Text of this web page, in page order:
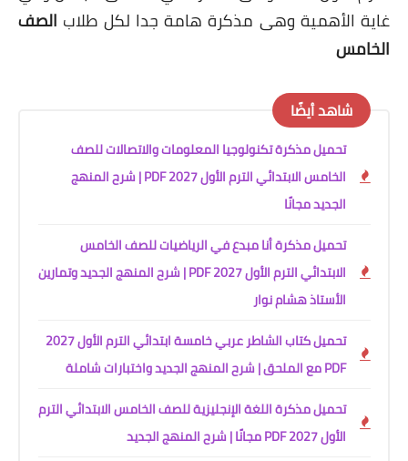
غاية الأهمية وهى مذكرة هامة جدا لكل طلاب الصف
الخامس
شاهد أيضًا
تحميل مذكرة تكنولوجيا المعلومات والاتصالات للصف
الخامس الابتدائي الترم الأول 2027 PDF | شرح المنهج
الجديد مجانًا
تحميل مذكرة أنا مبدع في الرياضيات للصف الخامس
الابتدائي الترم الأول 2027 PDF | شرح المنهج الجديد وتمارين
الأستاذ هشام نوار
تحميل كتاب الشاطر عربي خامسة ابتدائي الترم الأول 2027
PDF مع الملحق | شرح المنهج الجديد واختبارات شاملة
تحميل مذكرة اللغة الإنجليزية للصف الخامس الابتدائي الترم
الأول 2027 PDF مجانًا | شرح المنهج الجديد